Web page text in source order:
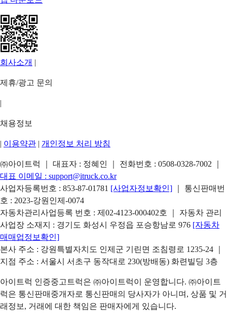
회사소개 |
제휴/광고 문의
|
채용정보
| 이용약관 | 개인정보 처리 방침
㈜아이트럭 ｜ 대표자 : 정혜인 ｜ 전화번호 : 0508-0328-7002
대표 이메일 : support@itruck.co.kr
사업자등록번호 : 853-87-01781 [사업자정보확인]
｜ 통신판매번
호 : 2023-강원인제-0074
자동차관리사업등록 번호 : 제02-4123-000402호 ｜ 자동차 관리
사업장 소재지 : 경기도 화성시 우정읍 포승항남로 976 [자동차
매매업정보확인]
본사 주소 : 강원특별자치도 인제군 기린면 조침령로 1235-24 ｜
지점 주소 : 서울시 서초구 동작대로 230(방배동) 화련빌딩 3층
아이트럭 인증중고트럭은 ㈜아이트럭이 운영합니다. ㈜아이트
럭은 통신판매중개자로 통신판매의 당사자가 아니며, 상품 및 거
래정보, 거래에 대한 책임은 판매자에게 있습니다.